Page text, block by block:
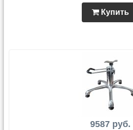
Купить
9587 руб.